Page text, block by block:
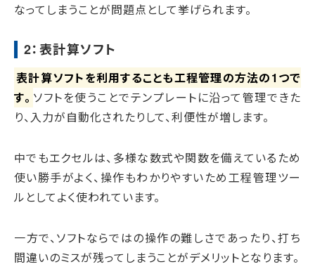
なってしまうことが問題点として挙げられます。
2：表計算ソフト
表計算ソフトを利用することも工程管理の方法の1つで
す。 ソフトを使うことでテンプレートに沿って管理できた
り、入力が自動化されたりして、利便性が増します。
中でもエクセルは、多様な数式や関数を備えているため
使い勝手がよく、操作もわかりやすいため工程管理ツー
ルとしてよく使われています。
一方で、ソフトならではの操作の難しさであったり、打ち
間違いのミスが残ってしまうことがデメリットとなります。